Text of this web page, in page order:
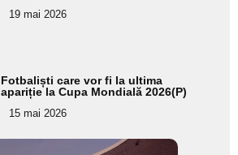
19 mai 2026
Fotbaliști care vor fi la ultima
apariție la Cupa Mondială 2026(P)
15 mai 2026